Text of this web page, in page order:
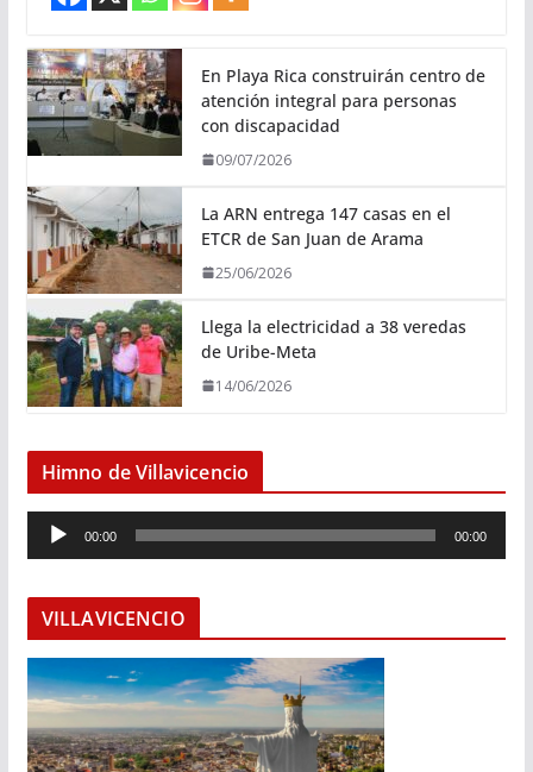
En Playa Rica construirán centro de
atención integral para personas
con discapacidad
09/07/2026
La ARN entrega 147 casas en el
ETCR de San Juan de Arama
25/06/2026
Llega la electricidad a 38 veredas
de Uribe-Meta
14/06/2026
Himno de Villavicencio
e
o
d
u
c
t
00:00 00:00
VILLAVICENCIO